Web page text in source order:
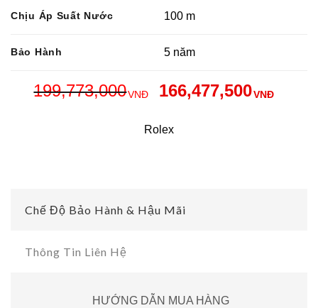
Chịu Áp Suất Nước 100 m
Bảo Hành 5 năm
199,773,000VNĐ 166,477,500VNĐ
Rolex
Chế Độ Bảo Hành & Hậu Mãi
Thông Tin Liên Hệ
HƯỚNG DẪN MUA HÀNG